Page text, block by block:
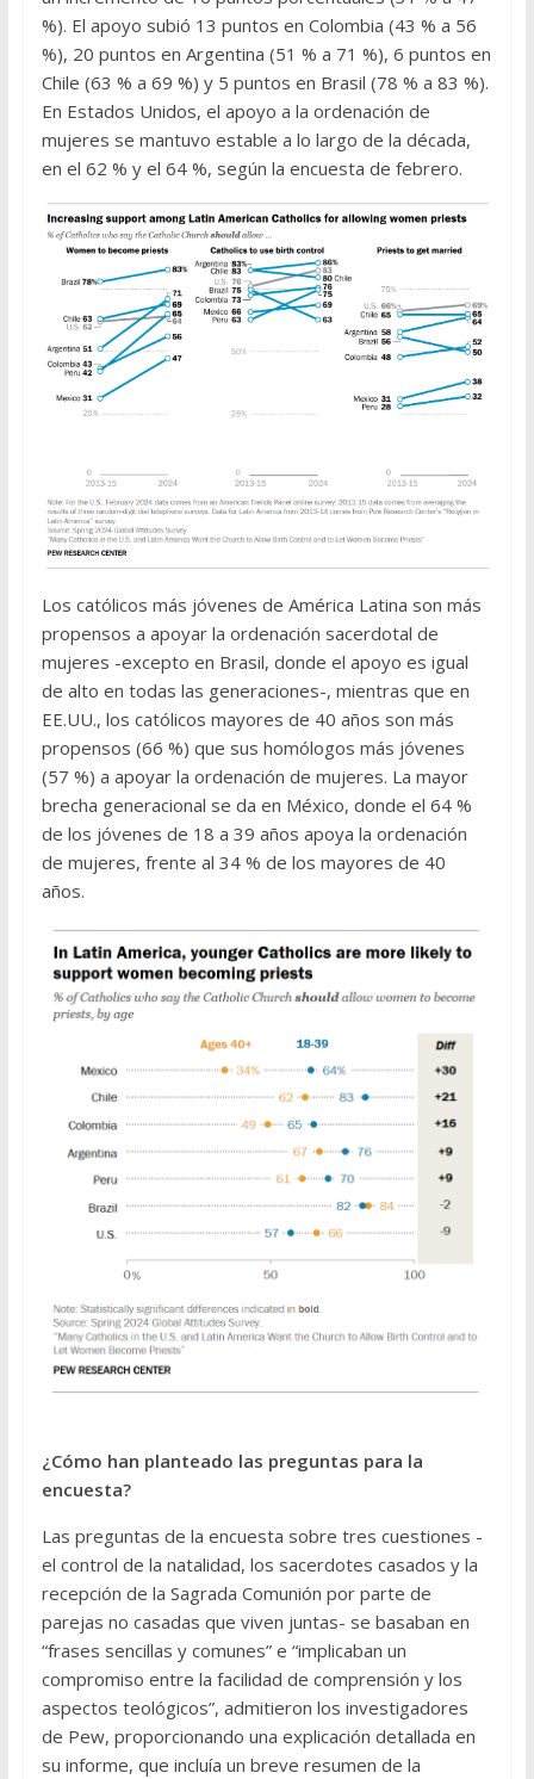
%). El apoyo subió 13 puntos en Colombia (43 % a 56
%), 20 puntos en Argentina (51 % a 71 %), 6 puntos en
Chile (63 % a 69 %) y 5 puntos en Brasil (78 % a 83 %).
En Estados Unidos, el apoyo a la ordenación de
mujeres se mantuvo estable a lo largo de la década,
en el 62 % y el 64 %, según la encuesta de febrero.
Los católicos más jóvenes de América Latina son más
propensos a apoyar la ordenación sacerdotal de
mujeres -excepto en Brasil, donde el apoyo es igual
de alto en todas las generaciones-, mientras que en
EE.UU., los católicos mayores de 40 años son más
propensos (66 %) que sus homólogos más jóvenes
(57 %) a apoyar la ordenación de mujeres. La mayor
brecha generacional se da en México, donde el 64 %
de los jóvenes de 18 a 39 años apoya la ordenación
de mujeres, frente al 34 % de los mayores de 40
años.
¿Cómo han planteado las preguntas para la
encuesta?
Las preguntas de la encuesta sobre tres cuestiones -
el control de la natalidad, los sacerdotes casados y la
recepción de la Sagrada Comunión por parte de
parejas no casadas que viven juntas- se basaban en
“frases sencillas y comunes” e “implicaban un
compromiso entre la facilidad de comprensión y los
aspectos teológicos”, admitieron los investigadores
de Pew, proporcionando una explicación detallada en
su informe, que incluía un breve resumen de la